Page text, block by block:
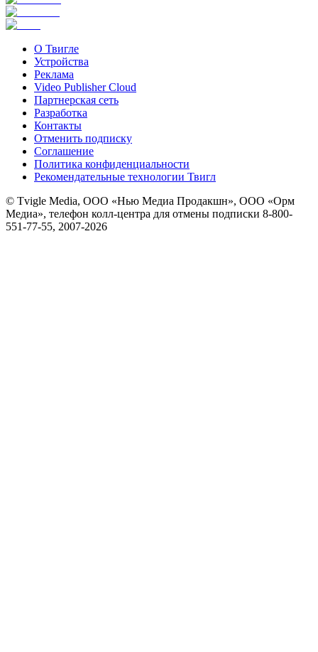
О Твигле
Устройства
Реклама
Video Publisher Cloud
Партнерская сеть
Разработка
Контакты
Отменить подписку
Соглашение
Политика конфиденциальности
Рекомендательные технологии Твигл
© Tvigle Media, ООО «Нью Медиа Продакшн», ООО «Орм
Медиа», телефон колл-центра для отмены подписки 8-800-
551-77-55, 2007-2026